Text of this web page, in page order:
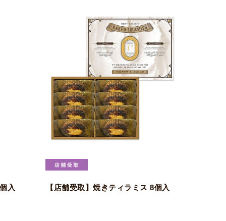
入 【店舗受取】焼きティラミス 8個入